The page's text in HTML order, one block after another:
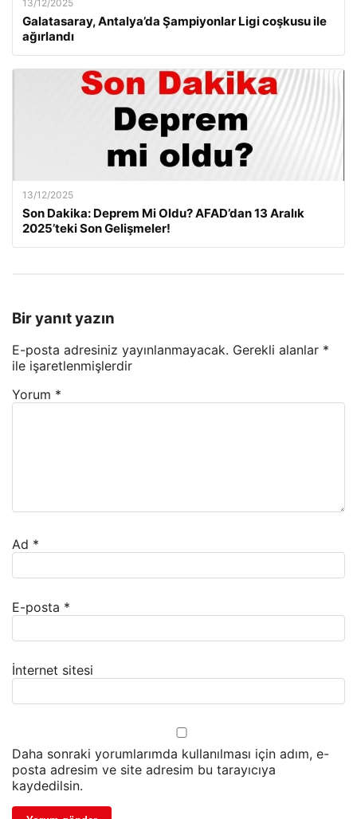
13/12/2025
Galatasaray, Antalya’da Şampiyonlar Ligi coşkusu ile
ağırlandı
13/12/2025
Son Dakika: Deprem Mi Oldu? AFAD’dan 13 Aralık
2025’teki Son Gelişmeler!
Bir yanıt yazın
E-posta adresiniz yayınlanmayacak. Gerekli alanlar *
ile işaretlenmişlerdir
Yorum *
Ad *
E-posta *
İnternet sitesi
Daha sonraki yorumlarımda kullanılması için adım, e-
posta adresim ve site adresim bu tarayıcıya
kaydedilsin.